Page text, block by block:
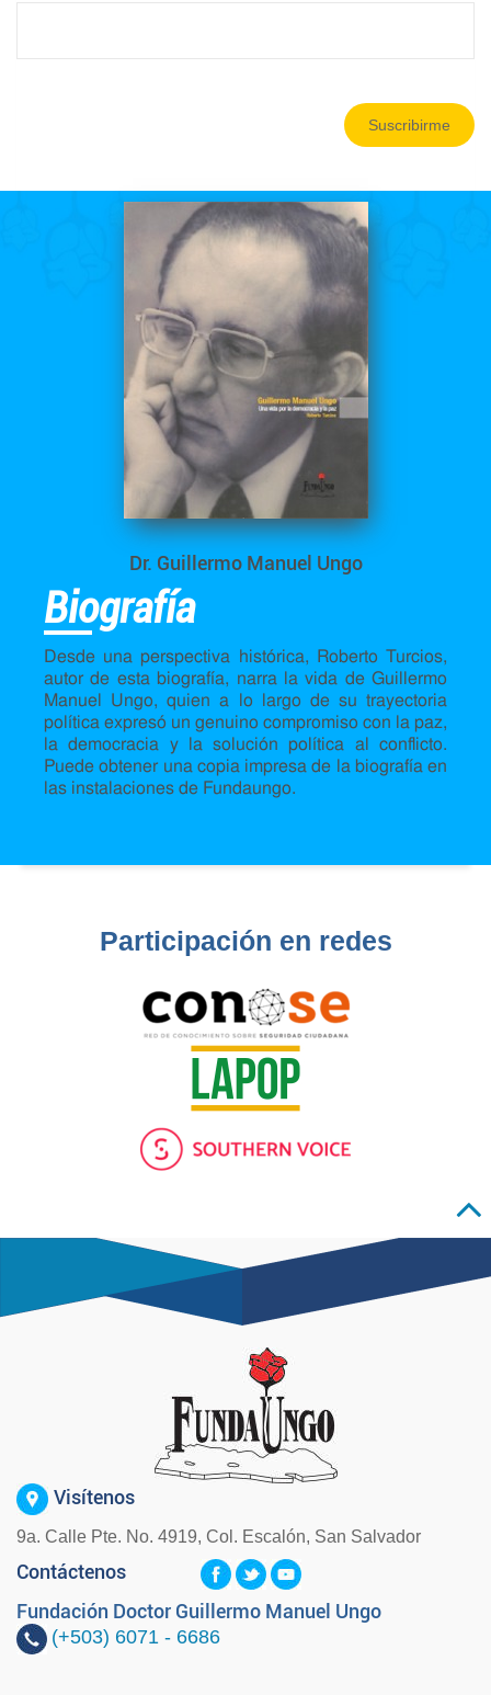
Suscribirme
Dr. Guillermo Manuel Ungo
Biografía
Desde una perspectiva histórica, Roberto Turcios,
autor de esta biografía, narra la vida de Guillermo
Manuel Ungo, quien a lo largo de su trayectoria
política expresó un genuino compromiso con la paz,
la democracia y la solución política al conflicto.
Puede obtener una copia impresa de la biografía en
las instalaciones de Fundaungo.
Participación en redes
Visítenos
9a. Calle Pte. No. 4919, Col. Escalón, San Salvador
Contáctenos
Fundación Doctor Guillermo Manuel Ungo
(+503) 6071 - 6686